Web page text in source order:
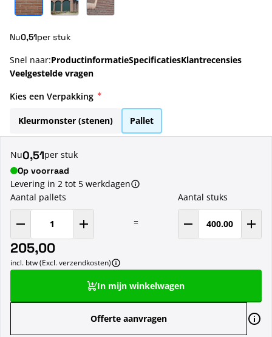
Nu0,51per stuk
Snel naar:ProductinformatieSpecificatiesKlantrecensies
Veelgestelde vragen
Kies een Verpakking
Kleurmonster (stenen) Pallet
Nu0,51per stuk
Op voorraad
Levering in 2 tot 5 werkdagen
Aantal pallets
=
Aantal stuks
205,00
incl. btw (Excl. verzendkosten)
In mijn winkelwagen
Offerte aanvragen